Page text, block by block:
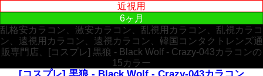
近視用
6ヶ月
乱格安カラコン、激安カラコン、乱視用カラコン、乱視カラコ
ン、遠視用カラコン、遠視カラコン、韓国コンタクトレンズ通
販専門店、[コスプレ] 黒狼 - Black Wolf - Crazy-043カラコンの
15カラー